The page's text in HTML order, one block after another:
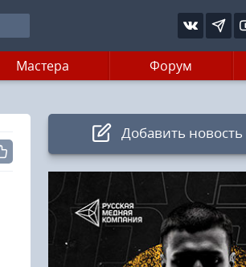
Мастера Форум
Добавить новость
Авторизация
Логин: